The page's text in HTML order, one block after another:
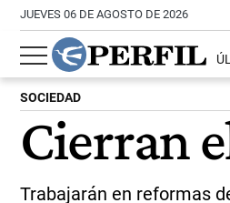
JUEVES 06 DE AGOSTO DE 2026
SOCIEDAD
Cierran
Trabajarán en reformas